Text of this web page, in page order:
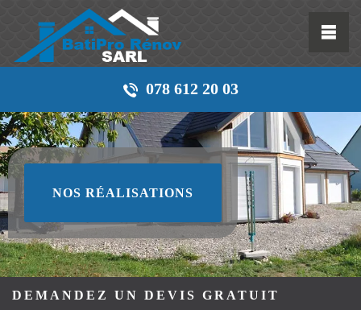
078 612 20 03
NOS RÉALISATIONS
DEMANDEZ UN DEVIS GRATUIT